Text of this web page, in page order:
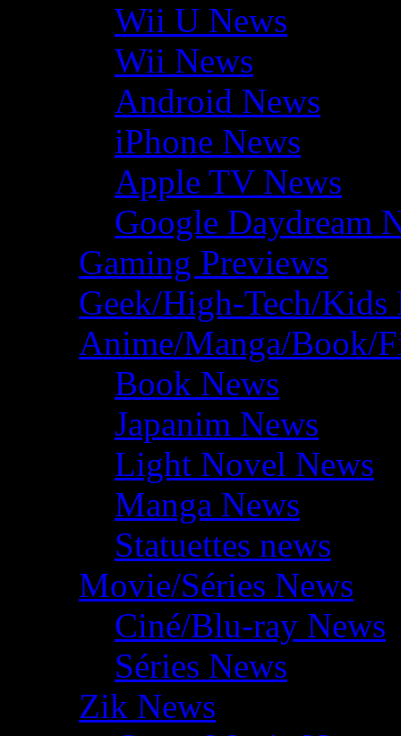
Wii U News
Wii News
Android News
iPhone News
Apple TV News
Google Daydream
Gaming Previews
Geek/High-Tech/Kids
Anime/Manga/Book/
Book News
Japanim News
Light Novel News
Manga News
Statuettes news
Movie/Séries News
Ciné/Blu-ray News
Séries News
Zik News